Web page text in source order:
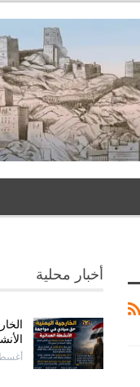
أخبار محلية
أغسطس